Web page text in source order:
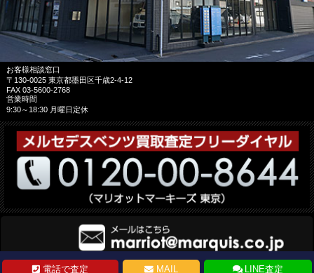
電話で査定 MAIL LINE査定
お客様相談窓口
〒130-0025 東京都墨田区千歳2-4-12
FAX 03-5600-2768
営業時間
9:30～18:30 月曜日定休